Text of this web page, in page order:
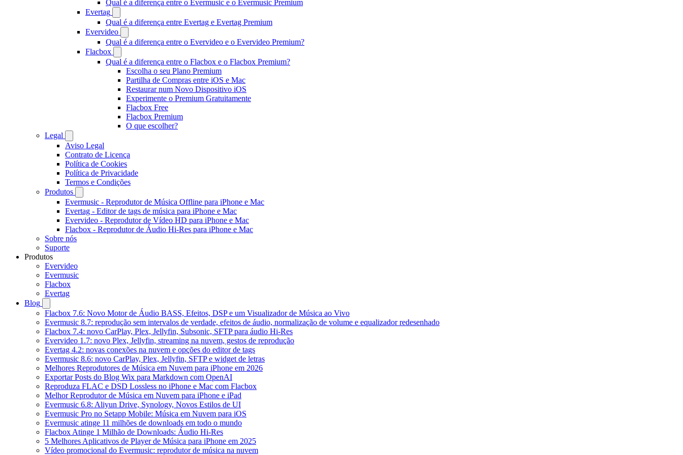
Qual é a diferença entre o Evermusic e o Evermusic Premium
Evertag
Qual é a diferença entre Evertag e Evertag Premium
Evervideo
Qual é a diferença entre o Evervideo e o Evervideo Premium?
Flacbox
Qual é a diferença entre o Flacbox e o Flacbox Premium?
Escolha o seu Plano Premium
Partilha de Compras entre iOS e Mac
Restaurar num Novo Dispositivo iOS
Experimente o Premium Gratuitamente
Flacbox Free
Flacbox Premium
O que escolher?
Legal
Aviso Legal
Contrato de Licença
Política de Cookies
Política de Privacidade
Termos e Condições
Produtos
Evermusic - Reprodutor de Música Offline para iPhone e Mac
Evertag - Editor de tags de música para iPhone e Mac
Evervideo - Reprodutor de Vídeo HD para iPhone e Mac
Flacbox - Reprodutor de Áudio Hi-Res para iPhone e Mac
Sobre nós
Suporte
Produtos
Evervideo
Evermusic
Flacbox
Evertag
Blog
Flacbox 7.6: Novo Motor de Áudio BASS, Efeitos, DSP e um Visualizador de Música ao Vivo
Evermusic 8.7: reprodução sem intervalos de verdade, efeitos de áudio, normalização de volume e equalizador redesenhado
Flacbox 7.4: novo CarPlay, Plex, Jellyfin, Subsonic, SFTP para áudio Hi-Res
Evervideo 1.7: novo Plex, Jellyfin, streaming na nuvem, gestos de reprodução
Evertag 4.2: novas conexões na nuvem e opções do editor de tags
Evermusic 8.6: novo CarPlay, Plex, Jellyfin, SFTP e widget de letras
Melhores Reprodutores de Música em Nuvem para iPhone em 2026
Exportar Posts do Blog Wix para Markdown com OpenAI
Reproduza FLAC e DSD Lossless no iPhone e Mac com Flacbox
Melhor Reprodutor de Música em Nuvem para iPhone e iPad
Evermusic 6.8: Aliyun Drive, Synology, Novos Estilos de UI
Evermusic Pro no Setapp Mobile: Música em Nuvem para iOS
Evermusic atinge 11 milhões de downloads em todo o mundo
Flacbox Atinge 1 Milhão de Downloads: Áudio Hi-Res
5 Melhores Aplicativos de Player de Música para iPhone em 2025
Vídeo promocional do Evermusic: reprodutor de música na nuvem